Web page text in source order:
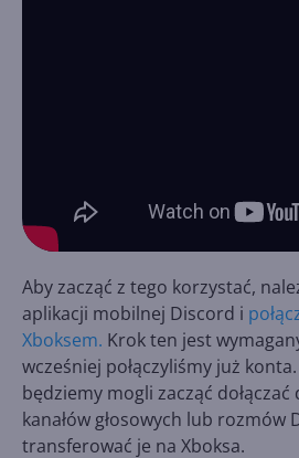
Aby zacząć z tego korzystać,
aplikacji mobilnej Discord i
Xboksem. Krok ten jest
wcześniej połączyliśmy już
będziemy mogli zacząć
kanałów głosowych lub rozmów
transferować je na Xboksa.